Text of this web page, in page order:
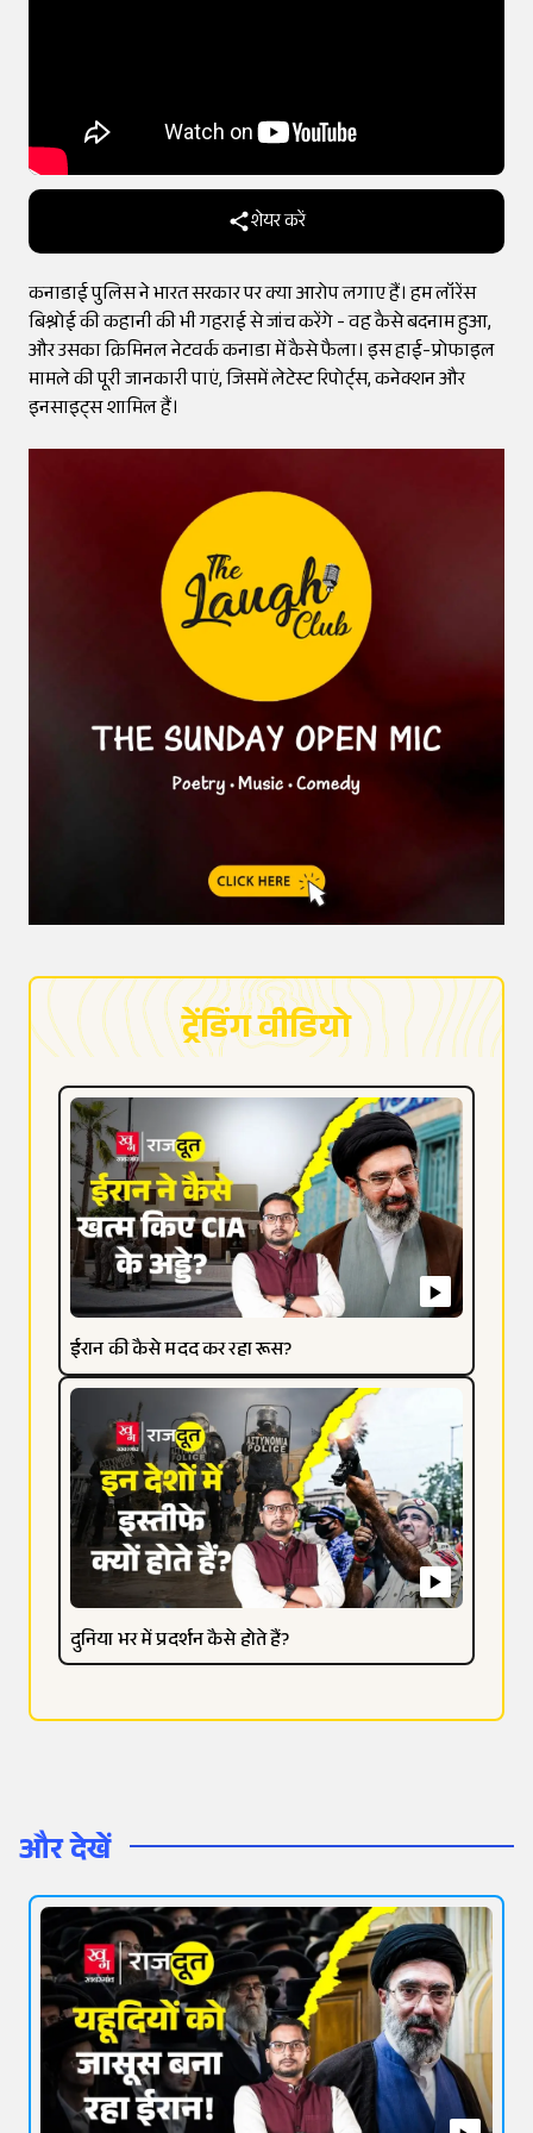
शेयर करें
कनाडाई पुलिस ने भारत सरकार पर क्या आरोप लगाए हैं। हम लॉरेंस
बिश्नोई की कहानी की भी गहराई से जांच करेंगे - वह कैसे बदनाम हुआ,
और उसका क्रिमिनल नेटवर्क कनाडा में कैसे फैला। इस हाई-प्रोफाइल
मामले की पूरी जानकारी पाएं, जिसमें लेटेस्ट रिपोर्ट्स, कनेक्शन और
इनसाइट्स शामिल हैं।
ट्रेंडिंग वीडियो
ईरान की कैसे मदद कर रहा रूस?
दुनिया भर में प्रदर्शन कैसे होते हैं?
और देखें